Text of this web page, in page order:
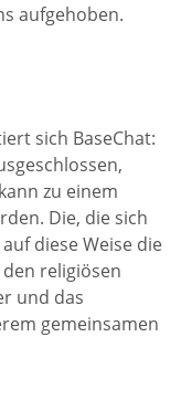
aufgehoben.
sich BaseChat:
zu einem
Die, die sich
diese Weise die
religiösen
und das
gemeinsamen